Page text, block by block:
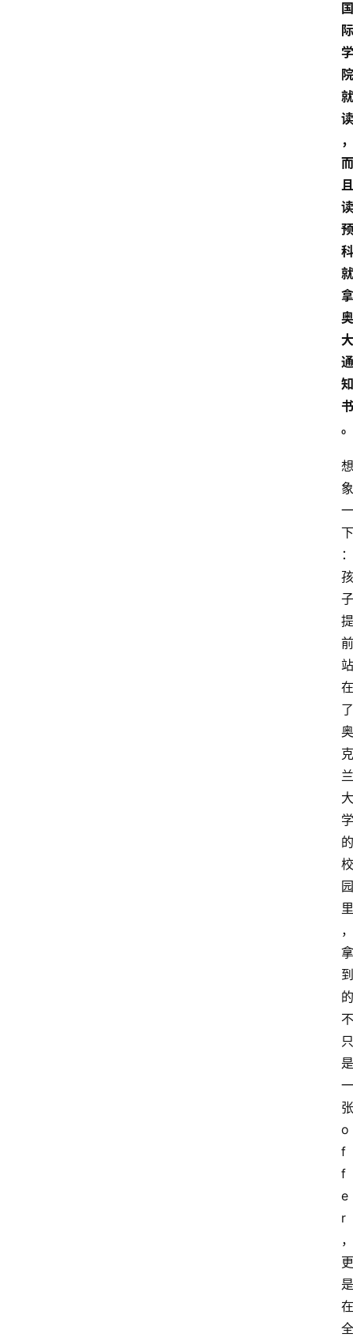
国
际
学
院
就
读
，
而
且
读
预
科
就
拿
奥
大
通
知
书
。
想
象
一
下
：
孩
子
提
前
站
在
了
奥
克
兰
大
学
的
校
园
里
，
拿
到
的
不
只
是
一
张
o
f
f
e
r
，
更
是
在
全